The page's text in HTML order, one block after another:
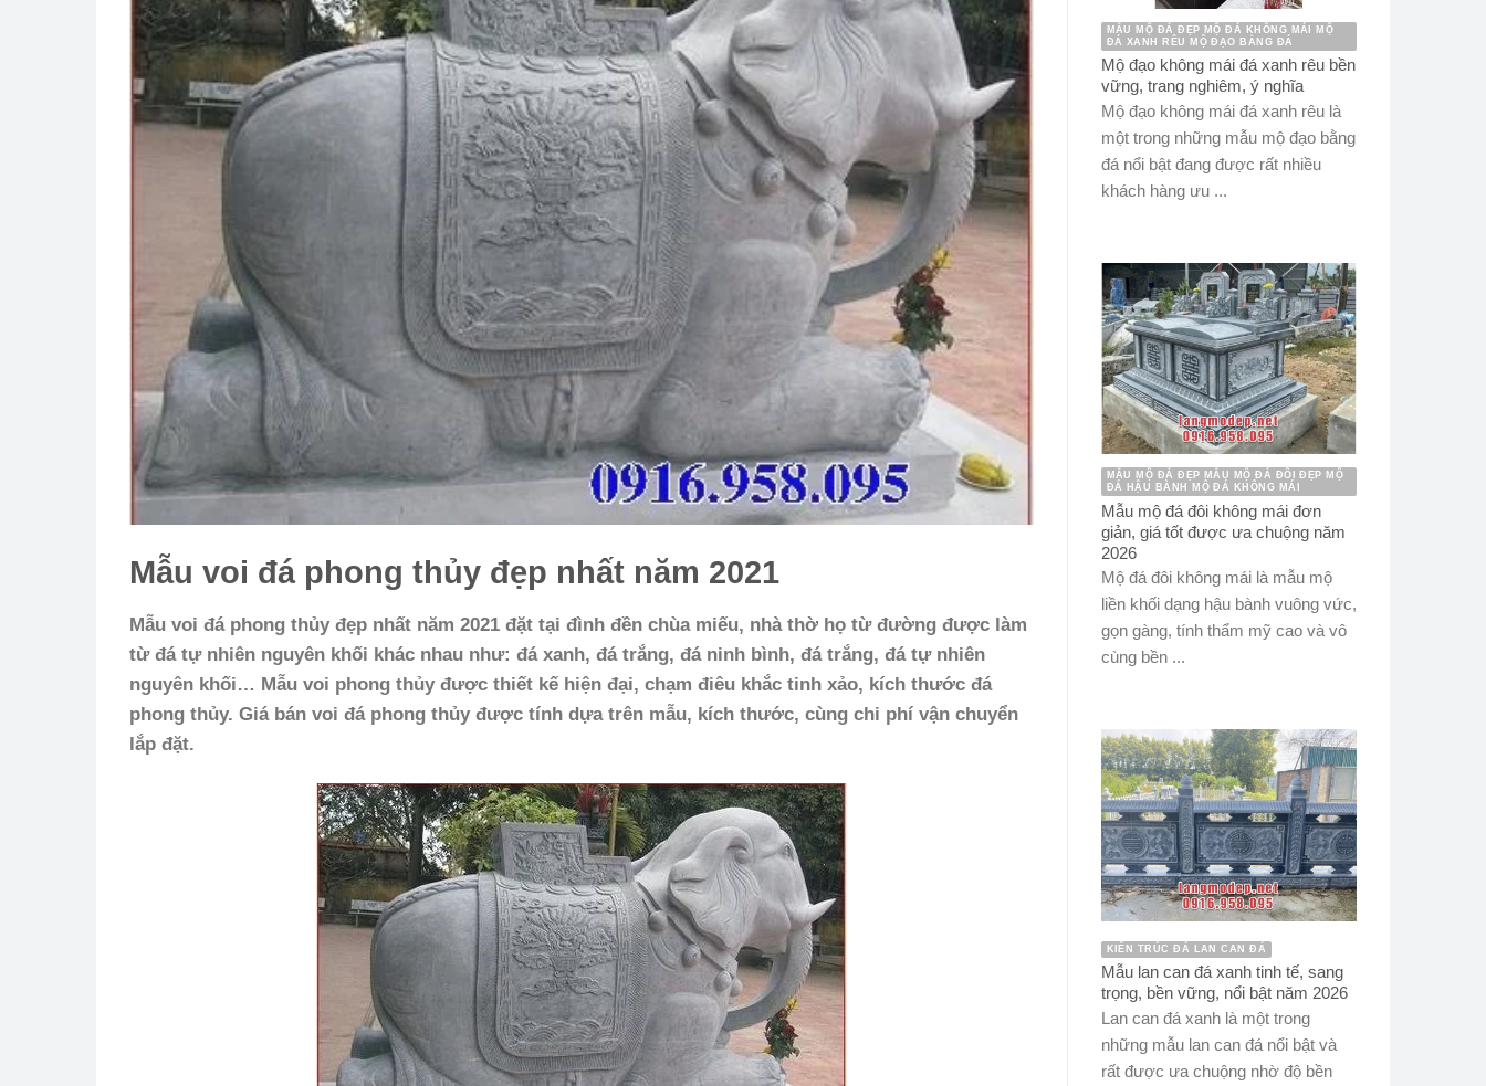
Mẫu voi đá phong thủy đẹp nhất năm 2021
Mẫu voi đá phong thủy đẹp nhất năm 2021 đặt tại đình đền chùa miếu, nhà thờ họ từ đường được làm
từ đá tự nhiên nguyên khối khác nhau như: đá xanh, đá trắng, đá ninh bình, đá trắng, đá tự nhiên
nguyên khối… Mẫu voi phong thủy được thiết kế hiện đại, chạm điêu khắc tinh xảo, kích thước đá
phong thủy. Giá bán voi đá phong thủy được tính dựa trên mẫu, kích thước, cùng chi phí vận chuyển
lắp đặt.
MẪU MỘ ĐÁ ĐẸP MỘ ĐÁ KHÔNG MÁI MỘ
ĐÁ XANH RÊU MỘ ĐẠO BẰNG ĐÁ
Mộ đạo không mái đá xanh rêu bền
vững, trang nghiêm, ý nghĩa
Mộ đạo không mái đá xanh rêu là
một trong những mẫu mộ đạo bằng
đá nổi bật đang được rất nhiều
khách hàng ưu ...
MẪU MỘ ĐÁ ĐẸP MẪU MỘ ĐÁ ĐÔI ĐẸP MỘ
ĐÁ HẬU BÀNH MỘ ĐÁ KHÔNG MÁI
Mẫu mộ đá đôi không mái đơn
giản, giá tốt được ưa chuộng năm
2026
Mộ đá đôi không mái là mẫu mộ
liền khối dạng hậu bành vuông vức,
gọn gàng, tính thẩm mỹ cao và vô
cùng bền ...
KIẾN TRÚC ĐÁ LAN CAN ĐÁ
Mẫu lan can đá xanh tinh tế, sang
trọng, bền vững, nổi bật năm 2026
Lan can đá xanh là một trong
những mẫu lan can đá nổi bật và
rất được ưa chuộng nhờ độ bền